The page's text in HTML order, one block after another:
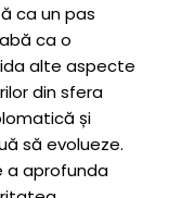
ca un pas
ca o
alte aspecte
din sfera
și
să evolueze.
a aprofunda